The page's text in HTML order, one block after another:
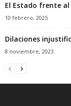
El Estado frente
10 febrero, 2025
Dilaciones
8 noviembre, 2023